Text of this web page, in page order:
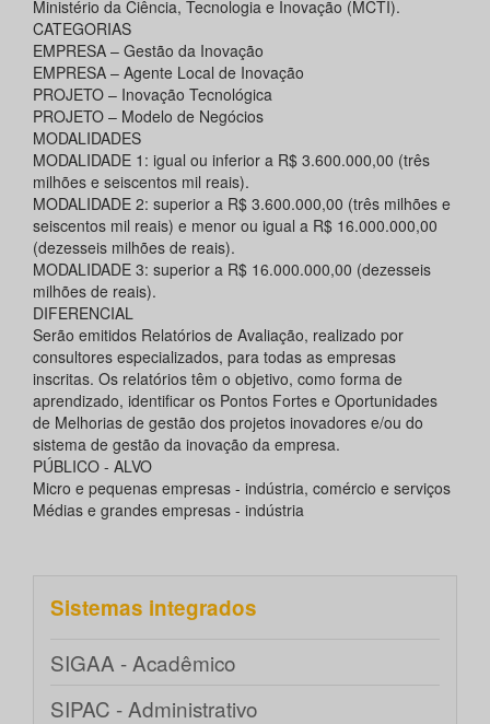
Ministério da Ciência, Tecnologia e Inovação (MCTI).
CATEGORIAS
EMPRESA – Gestão da Inovação
EMPRESA – Agente Local de Inovação
PROJETO – Inovação Tecnológica
PROJETO – Modelo de Negócios
MODALIDADES
MODALIDADE 1: igual ou inferior a R$ 3.600.000,00 (três
milhões e seiscentos mil reais).
MODALIDADE 2: superior a R$ 3.600.000,00 (três milhões e
seiscentos mil reais) e menor ou igual a R$ 16.000.000,00
(dezesseis milhões de reais).
MODALIDADE 3: superior a R$ 16.000.000,00 (dezesseis
milhões de reais).
DIFERENCIAL
Serão emitidos Relatórios de Avaliação, realizado por
consultores especializados, para todas as empresas
inscritas. Os relatórios têm o objetivo, como forma de
aprendizado, identificar os Pontos Fortes e Oportunidades
de Melhorias de gestão dos projetos inovadores e/ou do
sistema de gestão da inovação da empresa.
PÚBLICO - ALVO
Micro e pequenas empresas - indústria, comércio e serviços
Médias e grandes empresas - indústria
Sistemas integrados
SIGAA - Acadêmico
SIPAC - Administrativo